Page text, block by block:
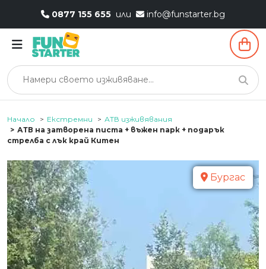
0877 155 655 или info@funstarter.bg
Начало Екстремни
АТВ изживявания
АТВ на затворена писта + въжен парк + подарък
стрелба с лък край Китен
Бургас